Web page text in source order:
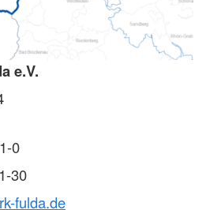
e.V.
0
30
fulda.de